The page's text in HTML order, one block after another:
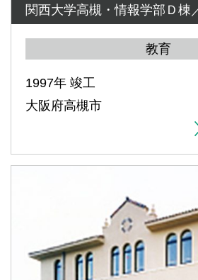
関西大学高槻・情報学部Ｄ棟
教育
1997年 竣工
大阪府高槻市